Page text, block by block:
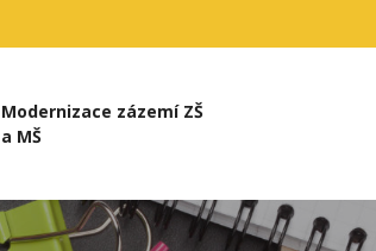
Modernizace zázemí ZŠ
a MŠ